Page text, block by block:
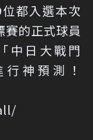
都入選本次
的正式球員
中日大戰門
神預測！